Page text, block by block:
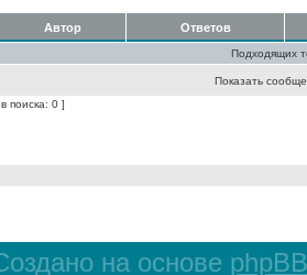
Автор Ответов
Подходящих
Показать
поиска: 0 ]
на основе phpBB